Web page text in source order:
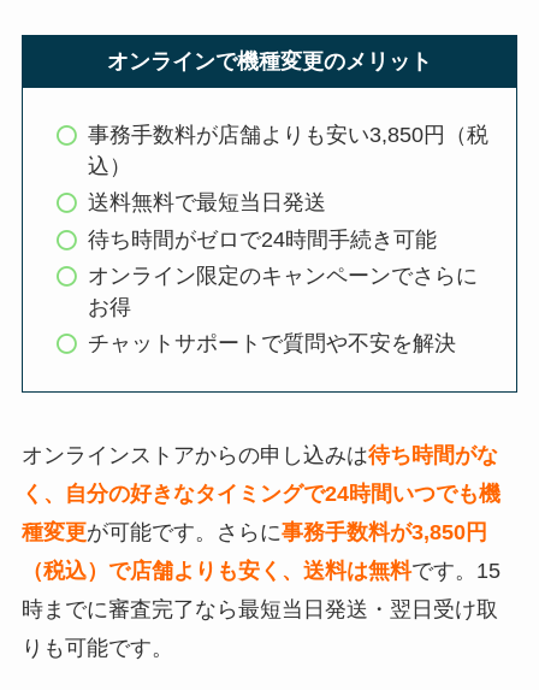
オンラインで機種変更のメリット
事務手数料が店舗よりも安い3,850円（税
込）
送料無料で最短当日発送
待ち時間がゼロで24時間手続き可能
オンライン限定のキャンペーンでさらに
お得
チャットサポートで質問や不安を解決
オンラインストアからの申し込みは待ち時間がな
く、自分の好きなタイミングで24時間いつでも機
種変更が可能です。さらに事務手数料が3,850円
（税込）で店舗よりも安く、送料は無料です。15
時までに審査完了なら最短当日発送・翌日受け取
りも可能です。